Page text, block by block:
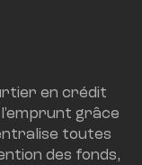
en crédit
l'emprunt grâce
toutes
des fonds,